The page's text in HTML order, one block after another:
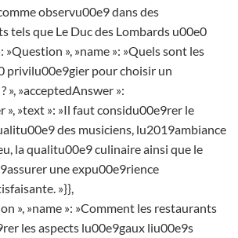
observu00e9 dans des
tels que Le Duc des Lombards u00e0
»Question », »name »: »Quels sont les
privilu00e9gier pour choisir un
», »acceptedAnswer »:
», »text »: »Il faut considu00e9rer le
des musiciens, lu2019ambiance
la qualitu00e9 culinaire ainsi que le
une expu00e9rience
»}},
», »name »: »Comment les restaurants
les aspects lu00e9gaux liu00e9s